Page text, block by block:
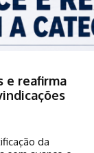
e reafirma
da